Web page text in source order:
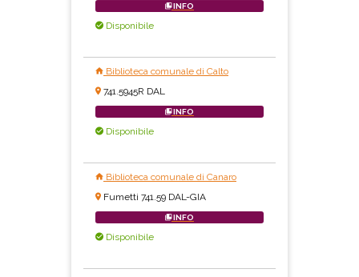
INFO
Disponibile
Biblioteca comunale di Calto
741.5945R DAL
INFO
Disponibile
Biblioteca comunale di Canaro
Fumetti 741.59 DAL-GIA
INFO
Disponibile